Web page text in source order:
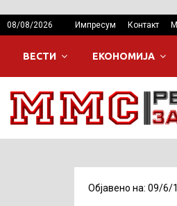
08/08/2026 Импресум Контакт
ВЕСТИ ЕКОНОМИЈА
Објавено на: 09/6/